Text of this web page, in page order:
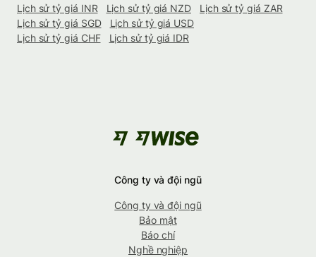
Lịch sử tỷ giá INR
Lịch sử tỷ giá NZD
Lịch sử tỷ giá ZAR
Lịch sử tỷ giá SGD
Lịch sử tỷ giá USD
Lịch sử tỷ giá CHF
Lịch sử tỷ giá IDR
Công ty và đội ngũ
Công ty và đội ngũ
Bảo mật
Báo chí
Nghề nghiệp